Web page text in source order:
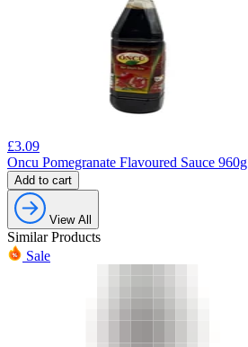
£3.09
Oncu Pomegranate Flavoured Sauce 960g
Add to cart
View All
Similar Products
Sale